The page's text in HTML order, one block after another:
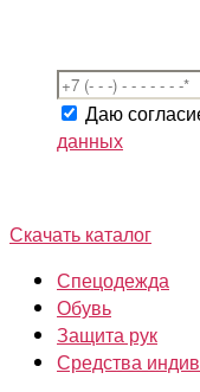
Даю
данных
Скачать каталог
Спецодежда
Обувь
Защита рук
Средства